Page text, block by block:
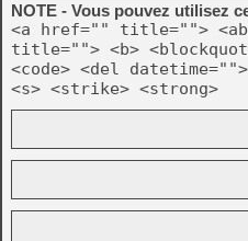
NOTE - Vous pouvez utilisez
<a href="" title="">
title=""> <b>
<code> <del
<s> <strike> <strong>